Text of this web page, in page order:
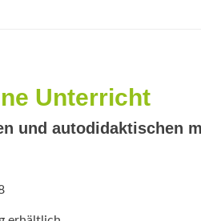
Unterricht
und autodidaktischen